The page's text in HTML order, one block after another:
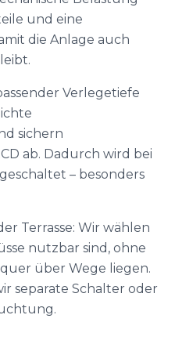
und eine
die Anlage auch
Verlegetiefe
sichern
ab. Dadurch wird bei
– besonders
Terrasse: Wir wählen
nutzbar sind, ohne
über Wege liegen.
separate Schalter oder